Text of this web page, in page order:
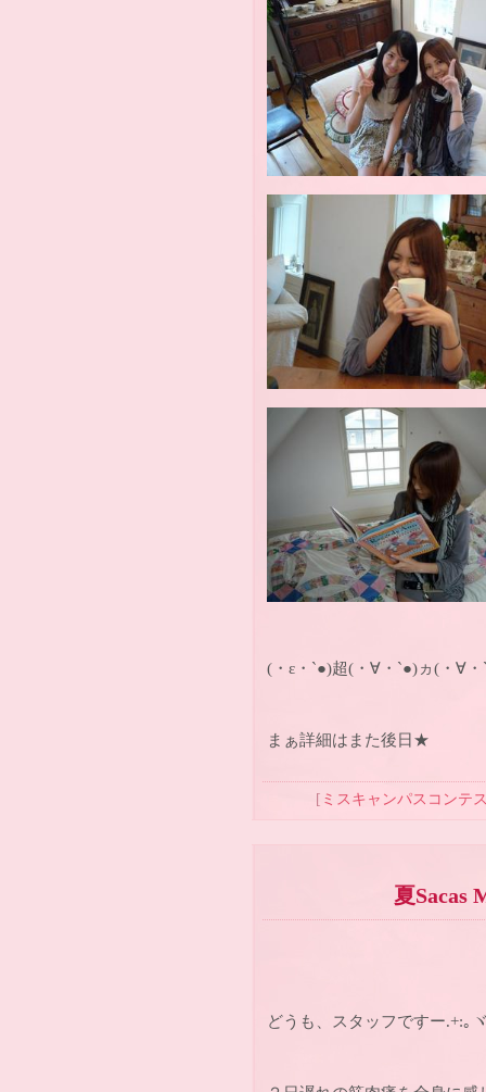
(・ε・`●)超(・∀・`●)ヵ(・∀
まぁ詳細はまた後日★
[ ミスキャンパスコンテ
夏Sacas
どうも、スタッフですー.+:｡